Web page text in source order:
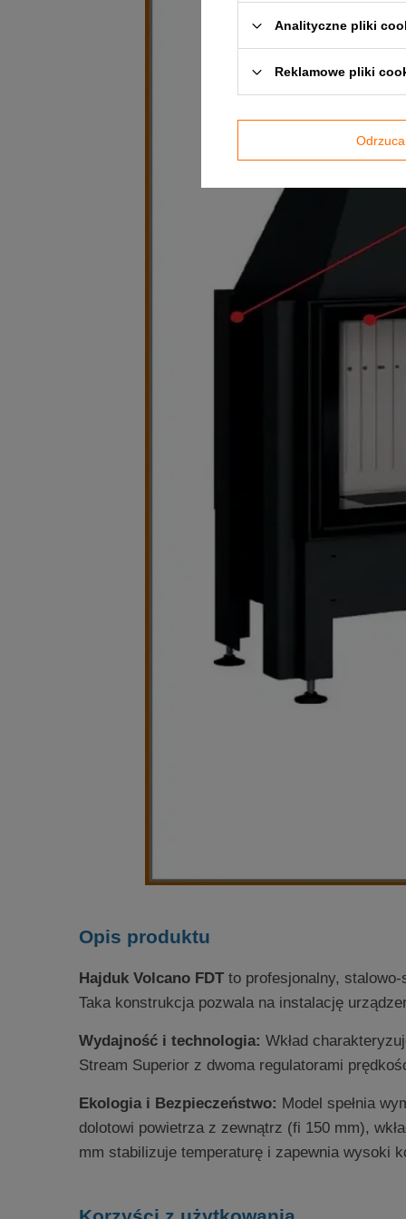
Opis produktu
Hajduk Volcano FDT to profesjonalny,
Taka konstrukcja pozwala na instalację
Wydajność i technologia: Wkład
Stream Superior z dwoma regulatorami
Ekologia i Bezpieczeństwo: Model spełnia
dolotowi powietrza z zewnątrz (fi 150 mm),
mm stabilizuje temperaturę i zapewnia wysoki
Analityczne pliki
Reklamowe pliki